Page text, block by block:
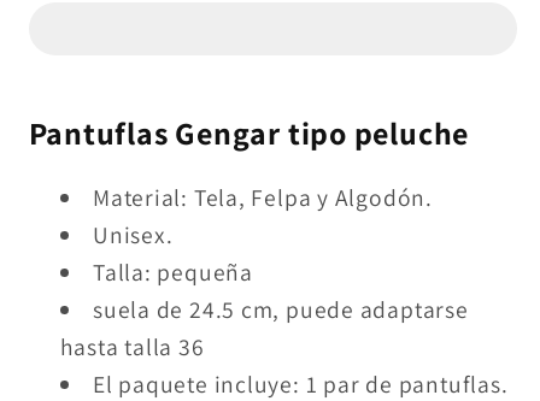
Pantuflas Gengar tipo peluche
Material: Tela, Felpa y Algodón.
Unisex.
Talla: pequeña
suela de 24.5 cm, puede adaptarse
hasta talla 36
El paquete incluye: 1 par de pantuflas.